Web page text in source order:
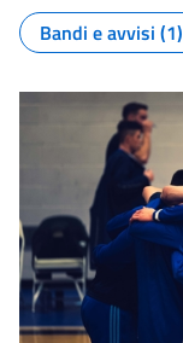
Bandi e avvisi (1)